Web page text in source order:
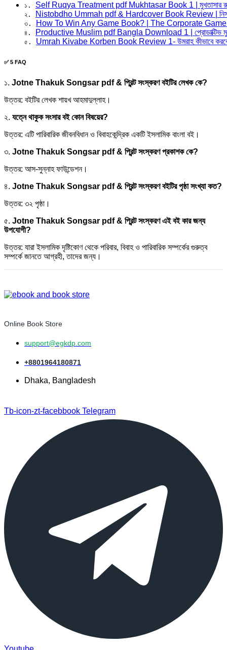
১. Self Ruqya Treatment pdf Mukhtasar Book 1 | মুখতাসার
২. Nistobdho Ummah pdf & Hardcover Book Review |
৩. How To Win Any Game Book? | The Corporate
৪. Productive Muslim pdf Bangla Download 1 | প্রোডাক্টিভ
৫. Umrah Kivabe Korben Book Review 1- উমরাহ কীভাবে
✅ 5 FAQ
১. Jotne Thakuk Songsar pdf & প্রিন্ট সংস্করণ বইটির লেখক কে?
উত্তর: বইটির লেখক শায়খ আহমাদুল্লাহ।
২. যত্নে থাকুক সংসার বই কোন বিষয়ের?
উত্তর: এটি পারিবারিক জীবনবিধান ও বিবাহকেন্দ্রিক একটি ইসলামিক বাংলা বই।
৩. Jotne Thakuk Songsar pdf & প্রিন্ট সংস্করণ প্রকাশক কে?
উত্তর: আস-সুন্নাহ ফাউন্ডেশন।
৪. Jotne Thakuk Songsar pdf & প্রিন্ট সংস্করণ বইটির পৃষ্ঠা সংখ্যা কত?
উত্তর: ৩২ পৃষ্ঠা।
৫. Jotne Thakuk Songsar pdf & প্রিন্ট সংস্করণ এই বই কার জন্য
উপযোগী?
উত্তর: যারা ইসলামিক দৃষ্টিকোণ থেকে পরিবার, বিবাহ ও পারিবারিক সম্পর্কের গুরুত্ব
সম্পর্কে জানতে আগ্রহী, তাদের জন্য।
Online Book Store
support@egkdp.com
+8801964180871
Dhaka, Bangladesh
Tb-icon-zt-facebbook Telegram